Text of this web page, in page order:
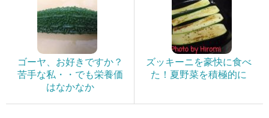
ゴーヤ、お好きですか？
苦手な私・・でも栄養価
はなかなか
ズッキーニを豪快に食べ
た！夏野菜を積極的に